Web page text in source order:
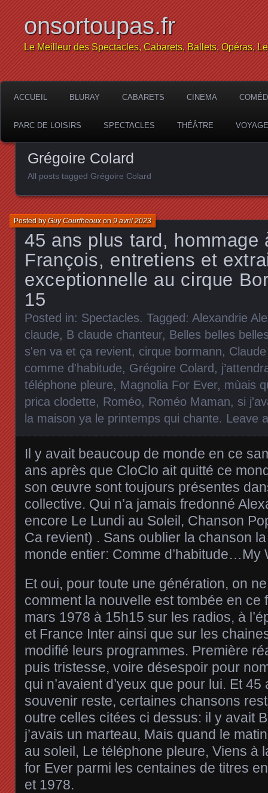
onsortoupas.fr
Le Meilleur des Spectacles, Cabarets, Ballets, Opéras,
ACCUEIL BLURAY CABARETS CINEMA
PARC DE LOISIRS SPECTACLES THÉÂTRE
Grégoire Colard
All posts tagged Grégoire Colard
45 ans plus tard, hommage
François, entretiens et
exceptionnelle au cirque
15
Posted byGuy Courtheouxon9 avril 2023
Posted in: Spectacles. Tagged: Alexandrie
claude, B claude chanteur, Belles belles
s'en va et ça revient, cirque bormann,
comme d'habitude, Grégoire Colard,
téléphone pleure, Magnolia For Ever, mùais
prica clodette, Roméo, Roméo Maman, si
la maison ya le printemps qui chante. Leave
Il y avait beaucoup de monde en ce
ans après que CloClo ait quitté ce
son œuvre sont toujours présentes
collective. Qui n’a jamais fredonné
encore Le Lundi au Soleil, Chanson
Ca revient) . Sans oublier la chanson
monde entier: Comme d’habitude…My
Et oui, pour toute une génération, on
comment la nouvelle est tombée en ce
mars 1978 à 15h15 sur les radios, à
et France Inter ainsi que sur les
modifié leurs programmes. Première
puis tristesse, voire désespoir pour
qui n’avaient d’yeux que pour lui. Et
souvenir reste, certaines chansons
outre celles citées ci dessus: il y avait
j’avais un marteau, Mais quand le
au soleil, Le téléphone pleure, Viens à
for Ever parmi les centaines de titres
et 1978.